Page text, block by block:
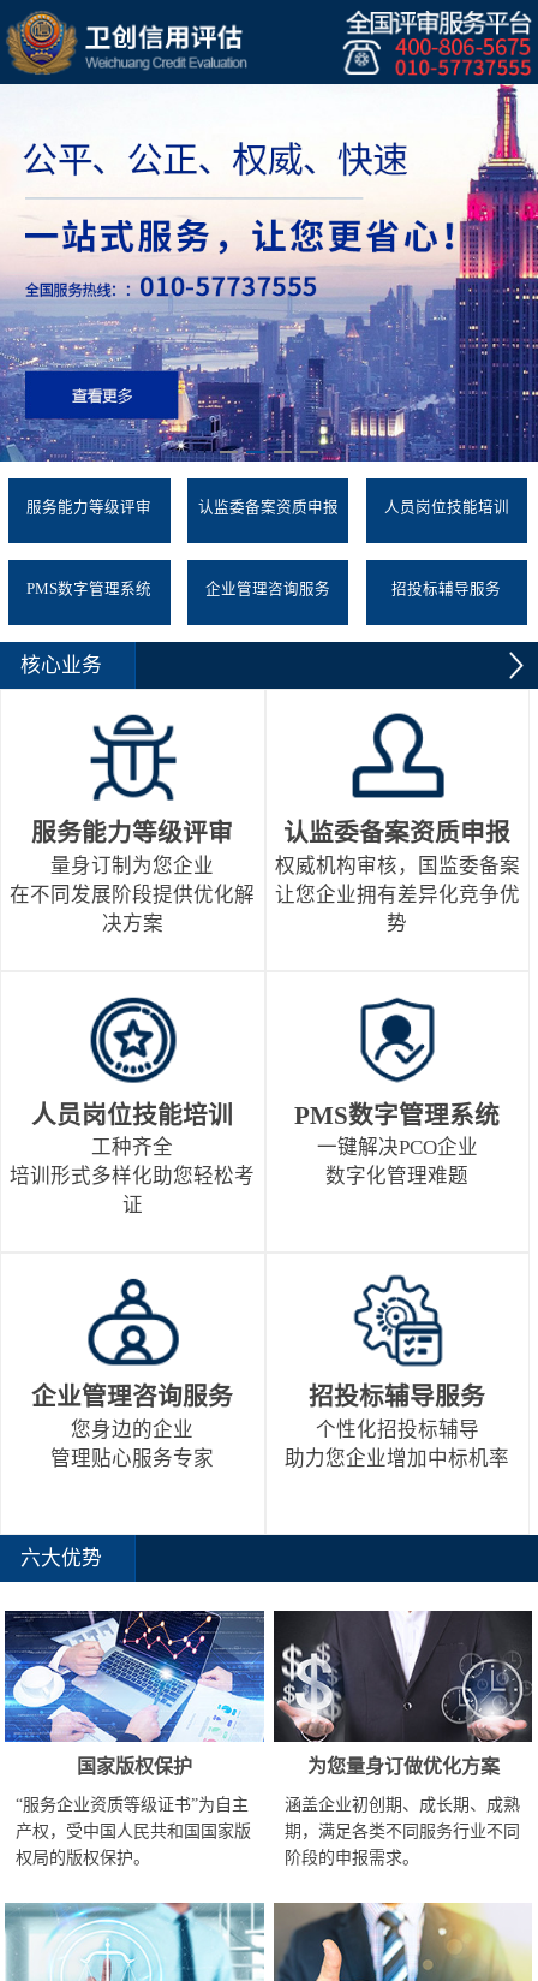
服务能力等级评审 认监委备案资质申报 人员岗位技能培训
PMS数字管理系统 企业管理咨询服务 招投标辅导服务
核心业务
服务能力等级评审
量身订制为您企业
在不同发展阶段提供优化解
决方案
认监委备案资质申报
权威机构审核，国监委备案
让您企业拥有差异化竞争优
势
人员岗位技能培训
工种齐全
培训形式多样化助您轻松考
证
PMS数字管理系统
一键解决PCO企业
数字化管理难题
企业管理咨询服务
您身边的企业
管理贴心服务专家
招投标辅导服务
个性化招投标辅导
助力您企业增加中标机率
六大优势
国家版权保护
“服务企业资质等级证书”为自主
产权，受中国人民共和国国家版
权局的版权保护。
为您量身订做优化方案
涵盖企业初创期、成长期、成熟
期，满足各类不同服务行业不同
阶段的申报需求。